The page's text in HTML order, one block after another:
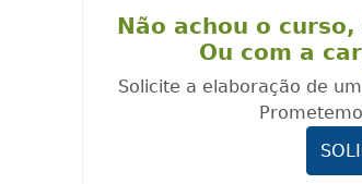
Não achou o
Ou com a
Solicite a elaboração de